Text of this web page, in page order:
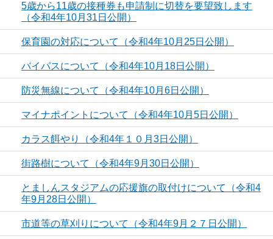
5歳から11歳の接種券も申請制に切替を要望致します
（令和4年10月31日公開）
保育園の対応について（令和4年10月25日公開）
バイパスについて（令和4年10月18日公開）
防災無線について（令和4年10月6日公開）
マイナポイントについて（令和4年10月5日公開）
カラス餌やり（令和4年１０月3日公開）
街路樹について（令和4年9月30日公開）
とましんスタジアムの応援旗の取付けについて（令和4
年9月28日公開）
市道等の草刈りについて（令和4年9月２７日公開）